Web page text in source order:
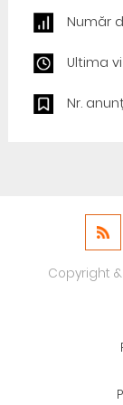
Număr
Ultima
Nr.
Copyright